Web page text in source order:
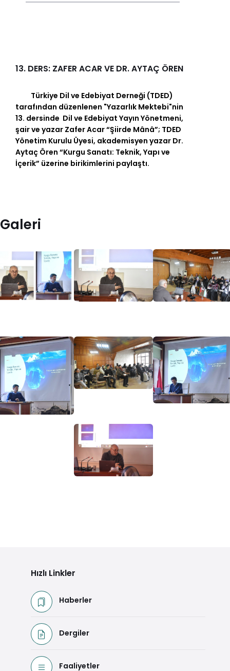
13. DERS: ZAFER ACAR VE DR. AYTAÇ ÖREN
Türkiye Dil ve Edebiyat Derneği (TDED)
tarafından düzenlenen "Yazarlık Mektebi"nin
13. dersinde Dil ve Edebiyat Yayın Yönetmeni,
şair ve yazar Zafer Acar “Şiirde Mânâ”; TDED
Yönetim Kurulu Üyesi, akademisyen yazar Dr.
Aytaç Ören “Kurgu Sanatı: Teknik, Yapı ve
İçerik” üzerine birikimlerini paylaştı.
Galeri
Hızlı Linkler
Haberler
Dergiler
Faaliyetler